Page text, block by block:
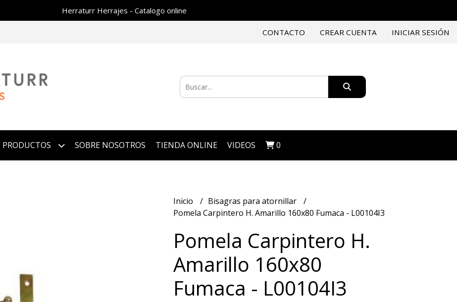
Herraturr Herrajes - Catalogo online
CONTACTO CREAR CUENTA INICIAR SESIÓN
PRODUCTOS SOBRE NOSOTROS TIENDA ONLINE VIDEOS 0
Inicio
Bisagras para atornillar
Pomela Carpintero H. Amarillo 160x80 Fumaca - L00104I3
Pomela Carpintero H.
Amarillo 160x80
Fumaca - L00104I3